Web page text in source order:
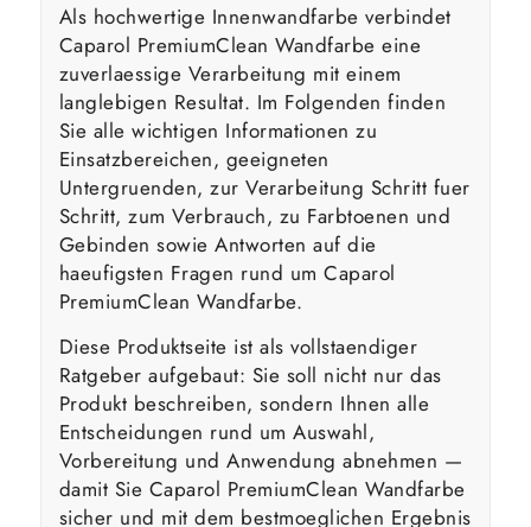
Als hochwertige Innenwandfarbe verbindet
Caparol PremiumClean Wandfarbe eine
zuverlaessige Verarbeitung mit einem
langlebigen Resultat. Im Folgenden finden
Sie alle wichtigen Informationen zu
Einsatzbereichen, geeigneten
Untergruenden, zur Verarbeitung Schritt fuer
Schritt, zum Verbrauch, zu Farbtoenen und
Gebinden sowie Antworten auf die
haeufigsten Fragen rund um Caparol
PremiumClean Wandfarbe.
Diese Produktseite ist als vollstaendiger
Ratgeber aufgebaut: Sie soll nicht nur das
Produkt beschreiben, sondern Ihnen alle
Entscheidungen rund um Auswahl,
Vorbereitung und Anwendung abnehmen —
damit Sie Caparol PremiumClean Wandfarbe
sicher und mit dem bestmoeglichen Ergebnis